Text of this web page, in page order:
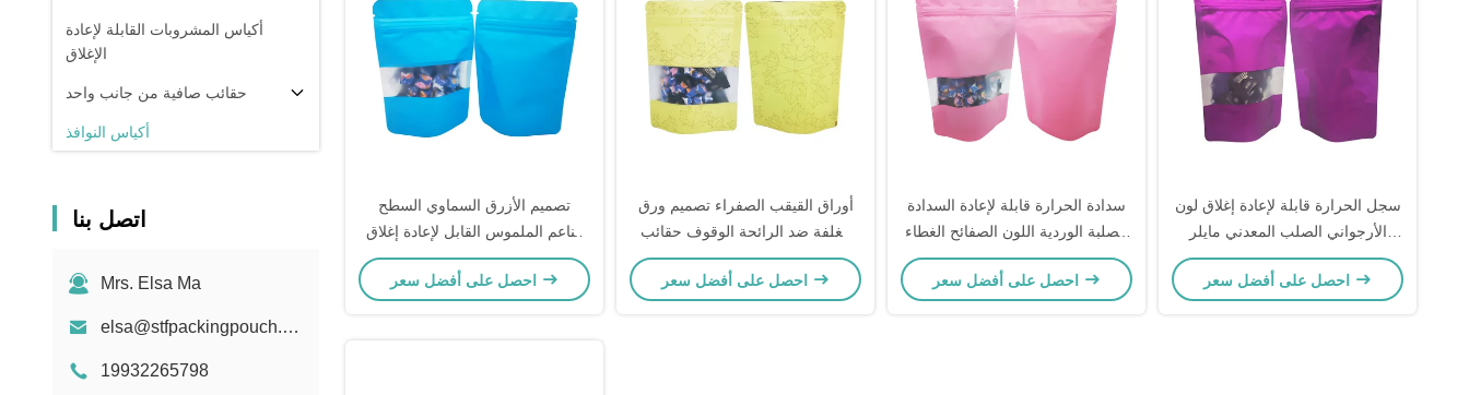
أكياس المشروبات القابلة لإعادة
الإغلاق
حقائب صافية من جانب واحد
أكياس النوافذ
أكياس شفافة
اتصل بنا
Mrs. Elsa Ma
elsa@stfpackingpouch.com
19932265798
تصميم الأزرق السماوي السطح
الناعم الملموس القابل لإعادة إغلاق
أكياس التخزين الغذائية الراقية مع
نافذة لتخزين الوجبات الخفيفة
أوراق القيقب الصفراء تصميم ورق
مغلفة ضد الرائحة الوقوف حقائب
غطاء الزيبور مع نافذة واضحة
متطاطية للتعبئة الغذائية
سدادة الحرارة قابلة لإعادة السدادة
الصلبة الوردية اللون الصفائح الغطاء
مايلار الوقوف حقيبة الزيبور مع نافذة
لتعبئة الطعام
سجل الحرارة قابلة لإعادة إغلاق لون
الأرجواني الصلب المعدني مايلر
الوقوف أكياس زيبلوك مع نافذة
أمامية واضحة لتخزين الطعام